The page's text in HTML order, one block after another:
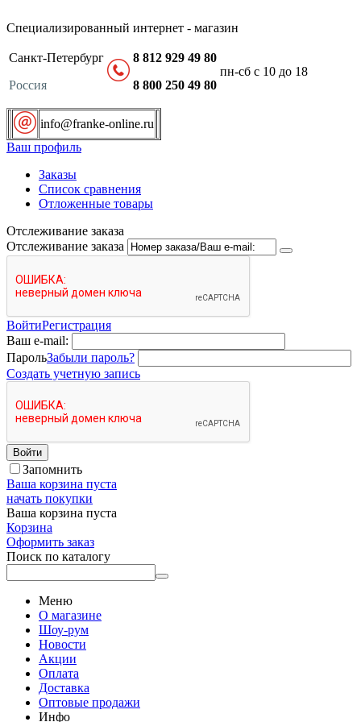
Специализированный интернет - магазин
Санкт-Петербург
Россия
8 812 929 49 80
8 800 250 49 80
пн-сб с 10 до 18
info@franke-online.ru
Ваш профиль
Заказы
Список сравнения
Отложенные товары
Отслеживание заказа
Отслеживание заказа
ВойтиРегистрация
Ваш e-mail:
ПарольЗабыли пароль?
Создать учетную запись
Войти
Запомнить
Ваша корзина пуста
начать покупки
Ваша корзина пуста
Корзина
Оформить заказ
Поиск по каталогу
Меню
О магазине
Шоу-рум
Новости
Акции
Оплата
Доставка
Оптовые продажи
Инфо